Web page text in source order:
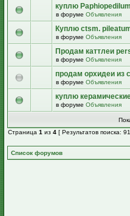
куплю
в форуме Объявления
Куплю ctsm.
в форуме Объявления
Продам каттлеи
в форуме Объявления
продам орхидеи из
в форуме Объявления
куплю
в форуме Объявления
Страница 1 из 4 [ Результатов поиска:
Список форумов